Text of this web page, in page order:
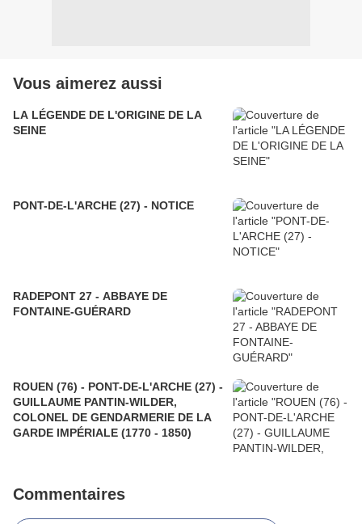
Vous aimerez aussi
LA LÉGENDE DE L'ORIGINE DE LA
SEINE
PONT-DE-L'ARCHE (27) - NOTICE
RADEPONT 27 - ABBAYE DE
FONTAINE-GUÉRARD
ROUEN (76) - PONT-DE-L'ARCHE (27) -
GUILLAUME PANTIN-WILDER,
COLONEL DE GENDARMERIE DE LA
GARDE IMPÉRIALE (1770 - 1850)
Commentaires